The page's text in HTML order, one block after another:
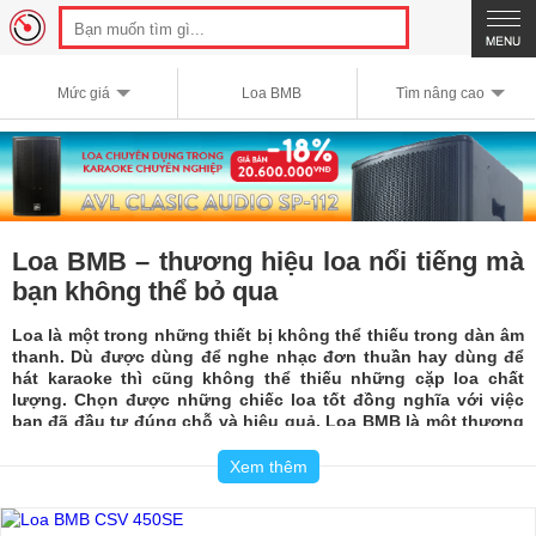
Mức giá Loa BMB Tìm nâng cao
Loa BMB – thương hiệu loa nổi tiếng mà
bạn không thể bỏ qua
Loa là một trong những thiết bị không thể thiếu trong dàn âm
thanh. Dù được dùng để nghe nhạc đơn thuần hay dùng để
hát karaoke thì cũng không thể thiếu những cặp loa chất
lượng. Chọn được những chiếc loa tốt đồng nghĩa với việc
bạn đã đầu tư đúng chỗ và hiệu quả. Loa BMB là một thương
Loa BMB –thương hiệu có từ lâu đời
Nếu tìm hiểu lịch sử của loa BMB bạn sẽ thấy đây là một thương
Xem thêm